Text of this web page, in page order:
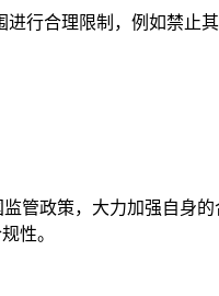
进行合理限制，例如禁
管政策，大力加强自身
性。